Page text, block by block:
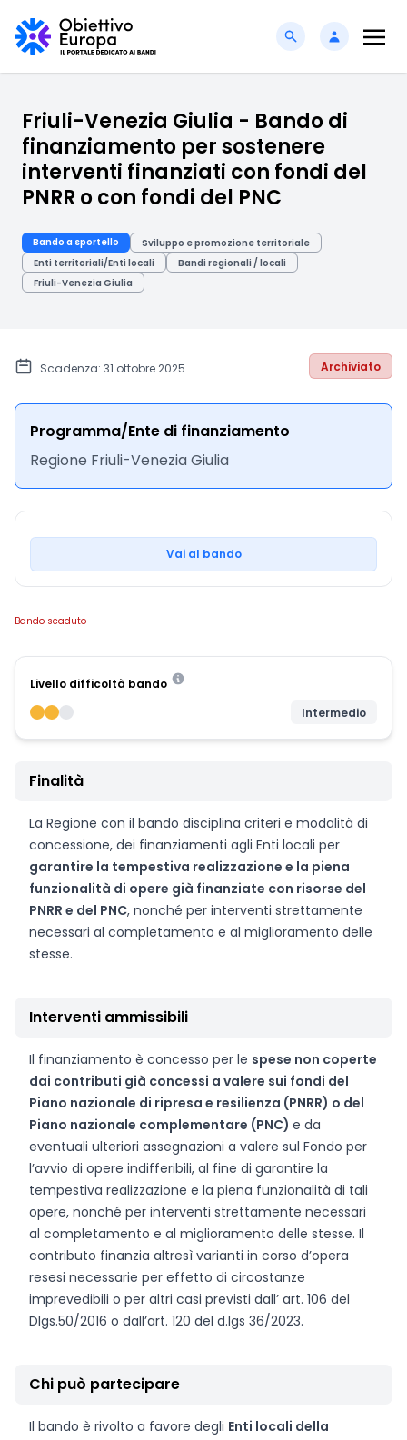
Friuli-Venezia Giulia - Bando di
finanziamento per sostenere
interventi finanziati con fondi del
PNRR o con fondi del PNC
Bando a sportello
Sviluppo e promozione territoriale
Enti territoriali/Enti locali
Bandi regionali / locali
Friuli-Venezia Giulia
Scadenza: 31 ottobre 2025 Archiviato
Programma/Ente di finanziamento
Regione Friuli-Venezia Giulia
Vai al bando
Bando scaduto
Livello difficoltà bando
Intermedio
Finalità
La Regione con il bando disciplina criteri e modalità di
concessione, dei finanziamenti agli Enti locali per
garantire la tempestiva realizzazione e la piena
funzionalità di opere già finanziate con risorse del
PNRR e del PNC, nonché per interventi strettamente
necessari al completamento e al miglioramento delle
stesse.
Interventi ammissibili
Il finanziamento è concesso per le spese non coperte
dai contributi già concessi a valere sui fondi del
Piano nazionale di ripresa e resilienza (PNRR) o del
Piano nazionale complementare (PNC) e da
eventuali ulteriori assegnazioni a valere sul Fondo per
l’avvio di opere indifferibili, al fine di garantire la
tempestiva realizzazione e la piena funzionalità di tali
opere, nonché per interventi strettamente necessari
al completamento e al miglioramento delle stesse. Il
contributo finanzia altresì varianti in corso d’opera
resesi necessarie per effetto di circostanze
imprevedibili o per altri casi previsti dall’ art. 106 del
Dlgs.50/2016 o dall’art. 120 del d.lgs 36/2023.
Chi può partecipare
Il bando è rivolto a favore degli Enti locali della